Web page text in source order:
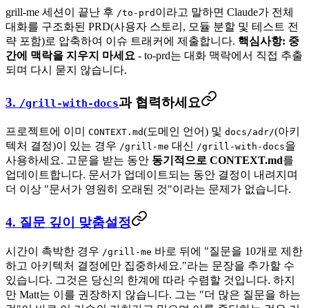
grill-me 세션이 끝난 후 /to-prd 이라고 말하면 Claude가 전체
대화를 구조화된 PRD(사용자 스토리, 모듈 분할 및 테스트 전
략 포함)로 압축하여 이슈 트래커에 제출합니다. 핵심사항: 중
간에 맥락을 지우지 마세요 - to-prd는 대화 맥락에서 직접 추출
되며 다시 묻지 않습니다.
3. /grill-with-docs과 협력하세요
프로젝트에 이미 CONTEXT.md(도메인 언어) 및 docs/adr/(아키
텍처 결정)이 있는 경우 /grill-me 대신 /grill-with-docs을
사용하세요. 고문을 받는 동안 동기적으로 CONTEXT.md를
업데이트합니다. 문서가 업데이트되는 동안 결정이 내려지며
더 이상 "문서가 영원히 오래된 것"이라는 문제가 없습니다.
4. 질문 깊이 맞춤설정
시간이 촉박한 경우 /grill-me 바로 뒤에 "질문을 10개로 제한
하고 아키텍처 결정에만 집중하세요."라는 문장을 추가할 수
있습니다. 그것은 당신의 한계에 따라 수렴할 것입니다. 하지
만 Matt는 이를 권장하지 않습니다. 그는 "더 많은 질문을 하는